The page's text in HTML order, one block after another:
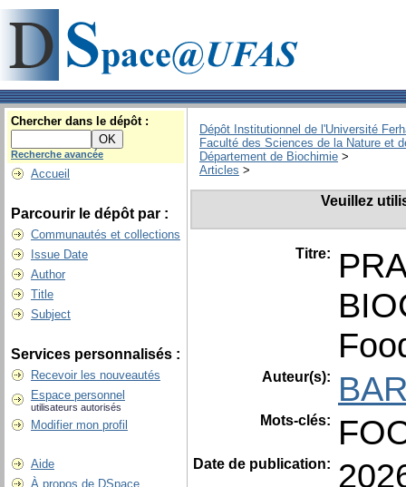
Chercher dans le dépôt :
Recherche avancée
Accueil
Parcourir le dépôt par :
Communautés et collections
Issue Date
Author
Title
Subject
Services personnalisés :
Recevoir les nouveautés
Espace personnel
utilisateurs autorisés
Modifier mon profil
Aide
À propos de DSpace
Dépôt Institutionnel de l'Université
Faculté des Sciences de la Nature et
Département de Biochimie >
Articles >
Veuillez
Titre:
Auteur(s):
Mots-clés:
Date de publication: